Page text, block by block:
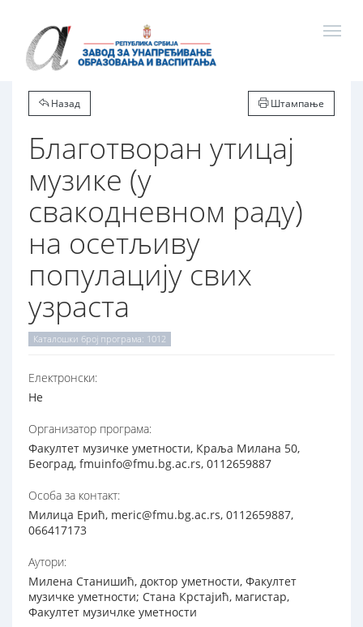
Назад Штампање
Благотворан утицај
музике (у
свакодневном раду)
на осетљиву
популацију свих
узраста
Каталошки број програма: 1012
Електронски:
Не
Организатор програма:
Факултет музичке уметности, Краља Милана 50,
Београд, fmuinfo@fmu.bg.ac.rs, 0112659887
Особа за контакт:
Милица Ерић, meric@fmu.bg.ac.rs, 0112659887,
066417173
Аутори:
Милена Станишић, доктор уметности, Факултет
музичке уметности; Стана Крстајић, магистар,
Факултет музичлке уметности